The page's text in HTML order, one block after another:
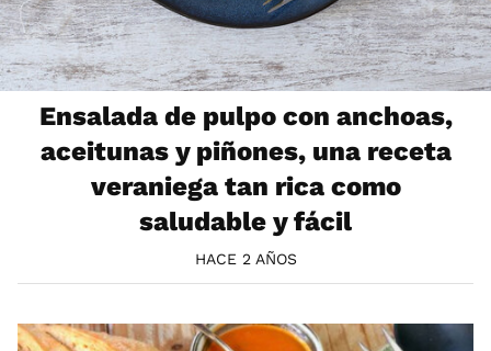
Ensalada de pulpo con anchoas,
aceitunas y piñones, una receta
veraniega tan rica como
saludable y fácil
HACE 2 AÑOS